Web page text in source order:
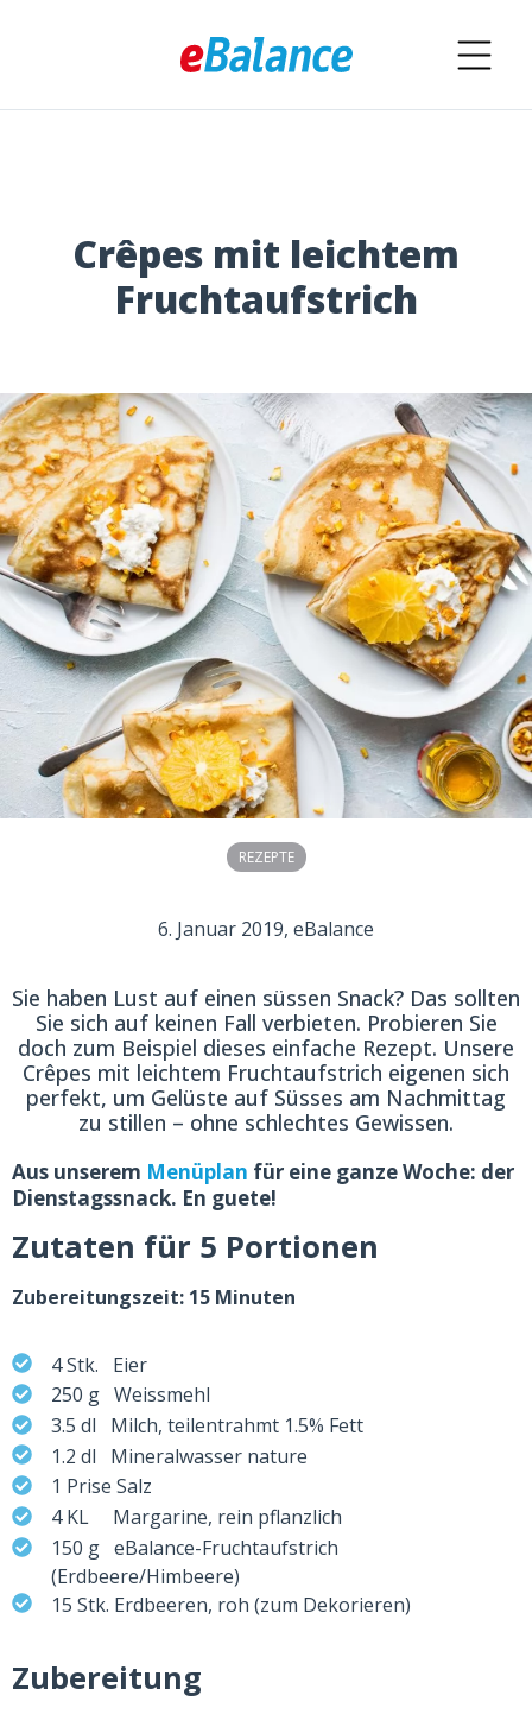
Crêpes mit leichtem
Fruchtaufstrich
REZEPTE
6. Januar 2019, eBalance
Sie haben Lust auf einen süssen Snack? Das sollten
Sie sich auf keinen Fall verbieten. Probieren Sie
doch zum Beispiel dieses einfache Rezept. Unsere
Crêpes mit leichtem Fruchtaufstrich eigenen sich
perfekt, um Gelüste auf Süsses am Nachmittag
zu stillen – ohne schlechtes Gewissen.
Aus unserem Menüplan für eine ganze Woche: der
Dienstagssnack. En guete!
Zutaten für 5 Portionen
Zubereitungszeit: 15 Minuten
4 Stk. Eier
250 g Weissmehl
3.5 dl Milch, teilentrahmt 1.5% Fett
1.2 dl Mineralwasser nature
1 Prise Salz
4 KL Margarine, rein pflanzlich
150 g eBalance-Fruchtaufstrich
(Erdbeere/Himbeere)
15 Stk. Erdbeeren, roh (zum Dekorieren)
Zubereitung